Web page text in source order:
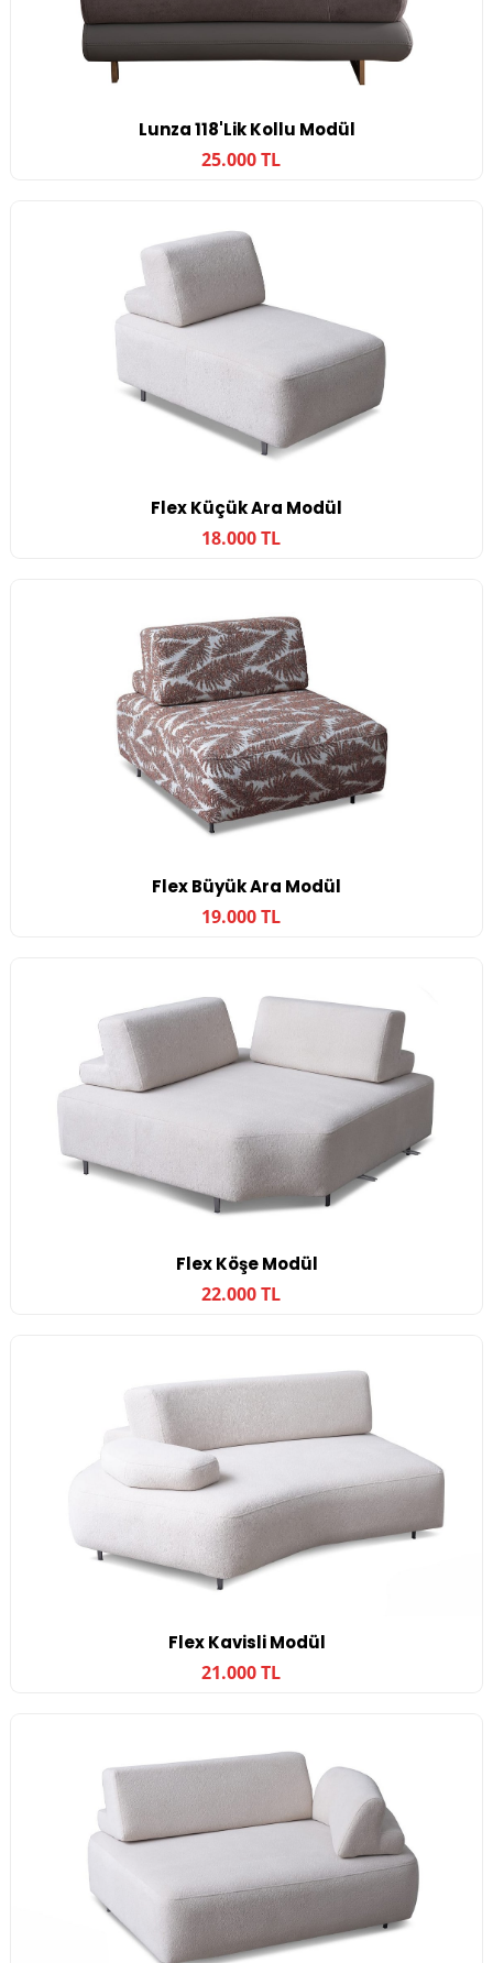
Lunza 118'lik Kollu Modül
25.000 TL
Flex Küçük Ara Modül
18.000 TL
Flex Büyük Ara Modül
19.000 TL
Flex Köşe Modül
22.000 TL
Flex Kavisli Modül
21.000 TL